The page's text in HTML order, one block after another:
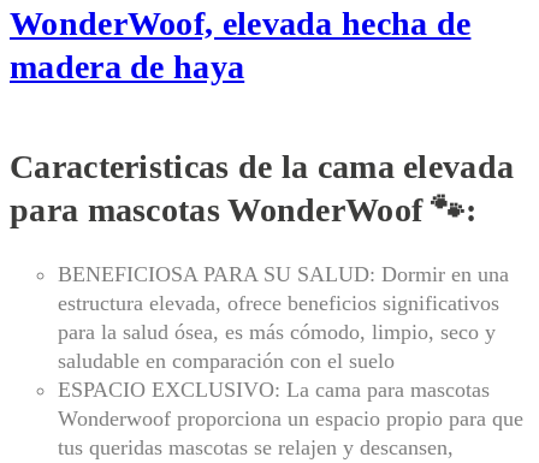
WonderWoof, elevada hecha de
madera de haya
Caracteristicas de la cama elevada
para mascotas WonderWoof 🐾:
BENEFICIOSA PARA SU SALUD: Dormir en una
estructura elevada, ofrece beneficios significativos
para la salud ósea, es más cómodo, limpio, seco y
saludable en comparación con el suelo
ESPACIO EXCLUSIVO: La cama para mascotas
Wonderwoof proporciona un espacio propio para que
tus queridas mascotas se relajen y descansen,